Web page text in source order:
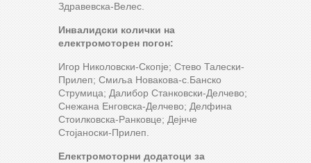
Здравевска-Велес.
Инвалидски колички на
електромоторен погон:
Игор Николовски-Скопје; Стево Талески-
Прилеп; Смиља Новакова-с.Банско
Струмица; Далибор Станковски-Делчево;
Снежана Енговска-Делчево; Делфина
Стоилковска-Ранковце; Дејнче
Стојаноски-Прилеп.
Електромоторни додатоци за